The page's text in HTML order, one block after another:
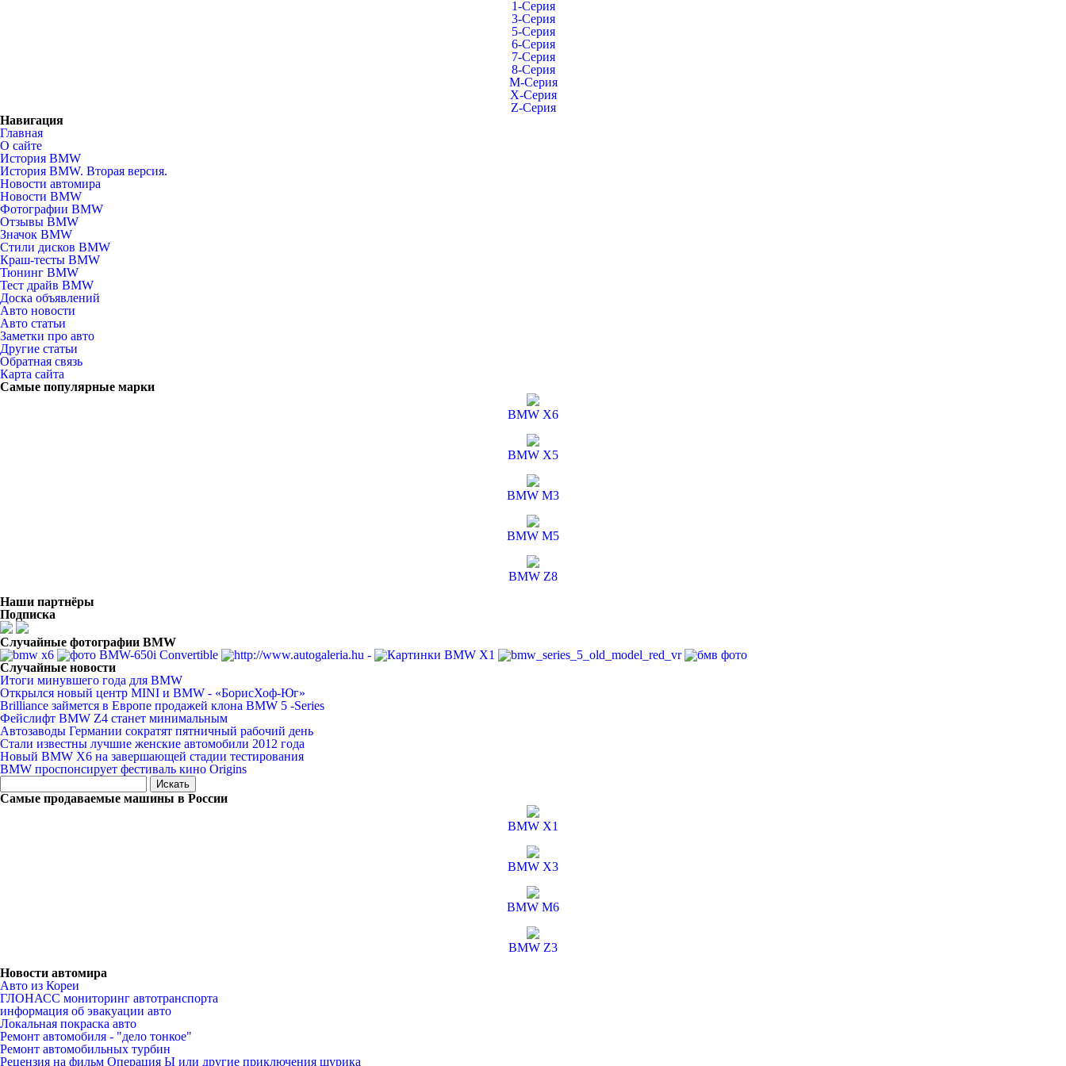
1-Серия
3-Серия
5-Серия
6-Серия
7-Серия
8-Серия
M-Серия
X-Серия
Z-Серия
Навигация
Главная
О сайте
История BMW
История BMW. Вторая версия.
Новости автомира
Новости BMW
Фотографии BMW
Отзывы BMW
Значок BMW
Стили дисков BMW
Краш-тесты BMW
Тюнинг BMW
Тест драйв BMW
Доска объявлений
Авто новости
Авто статьи
Заметки про авто
Другие статьи
Обратная связь
Карта сайта
Самые популярные марки
BMW X6
BMW X5
BMW M3
BMW M5
BMW Z8
Наши партнёры
Подписка
Случайные фотографии BMW
Случайные новости
Итоги минувшего года для BMW
Открылся новый центр MINI и BMW - «БорисХоф-Юг»
Brilliance займется в Европе продажей клона BMW 5 -Series
Фейслифт BMW Z4 станет минимальным
Автозаводы Германии сократят пятничный рабочий день
Стали известны лучшие женские автомобили 2012 года
Новый BMW X6 на завершающей стадии тестирования
BMW проспонсирует фестиваль кино Origins
Самые продаваемые машины в России
BMW X1
BMW X3
BMW M6
BMW Z3
Новости автомира
Авто из Кореи
ГЛОНАСС мониторинг автотранспорта
информация об эвакуации авто
Локальная покраска авто
Ремонт автомобиля - "дело тонкое"
Ремонт автомобильных турбин
Рецензия на фильм Операция Ы или другие приключения шурика